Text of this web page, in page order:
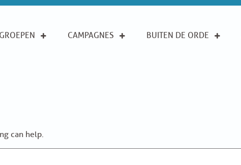
GROEPEN CAMPAGNES BUITEN DE ORDE
can help.